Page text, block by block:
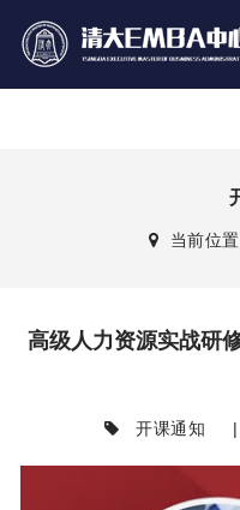
当前位置
高级人力资源实战研
开课通知